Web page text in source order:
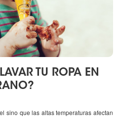
TU ROPA EN
sino que las altas temperaturas afectan